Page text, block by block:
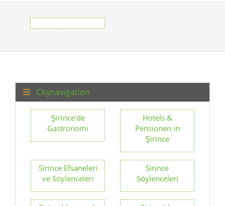
Citynavigation
Şirince'de
Gastronomi
Hotels &
Pensionen in
Şirince
Sirince Efsaneleri
ve Söylenceleri
Sirince
Söylenceleri